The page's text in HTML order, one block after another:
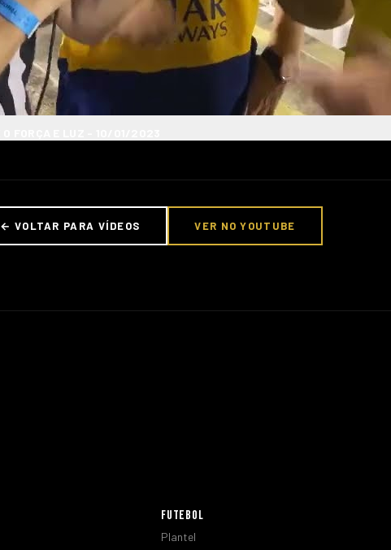
← VOLTAR PARA VÍDEOS VER NO YOUTUBE
FUTEBOL
Plantel